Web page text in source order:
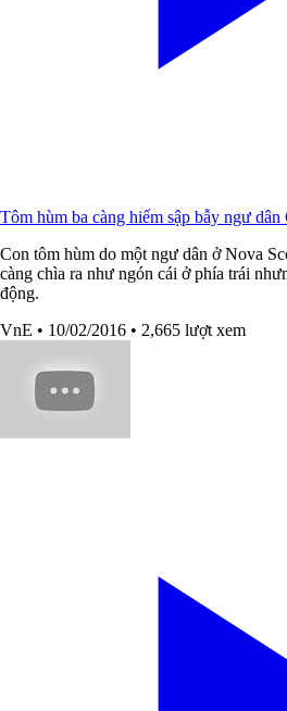
Tôm hùm ba càng hiếm sập bẫy ngư dân
Con tôm hùm do một ngư dân ở Nova
càng chìa ra như ngón cái ở phía trái
động.
VnE • 10/02/2016 • 2,665 lượt xem